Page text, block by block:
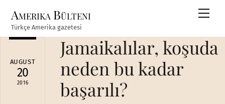
content
Amerika Bülteni
Türkçe Amerika gazetesi
AUGUST
20
2016
Jamaikalılar, koşuda
neden bu kadar
başarılı?